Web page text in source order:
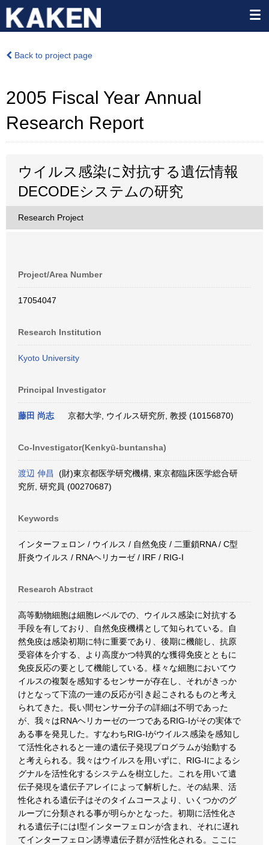
Back to project page
2005 Fiscal Year Annual
Research Report
ウイルス感染に対抗する遺伝情報
DECODEシステムの研究
Research Project
Project/Area Number
17054047
Research Institution
Kyoto University
Principal Investigator
藤田 尚志 京都大学, ウイルス研究所, 教授 (10156870)
Co-Investigator(Kenkyū-buntansha)
渡辺 伸昌
(財)東京都医学研究機構, 東京都臨床医学総合研
究所, 研究員 (00270687)
Keywords
インターフェロン / ウイルス / 自然免疫 / 二重鎖RNA / C型
肝炎ウイルス / RNAヘリカーゼ / IRF / RIG-I
Research Abstract
高等動物細胞は細胞レベルでの、ウイルス感染に対抗する
手段を有しており、自然免疫機構として知られている。自
然免疫は感染初期に特に重要であり、後期に機能し、抗原
受容体を介する、より高度かつ特異的な獲得免疫とともに
免疫反応の要として機能している。様々な細胞においてウ
イルスの複製を感知するセンサーが存在し、それがきっか
けとなって下流の一連の反応が引き起こされるものと考え
られてきた。長い間センサー分子の詳細は不明であった
が、我々はRNAヘリカーゼの一つであるRIG-Iがその実体で
ある事を発見した。すなわちRIG-Iがウイルス感染を感知し
て活性化されると一連の遺伝子発現プログラムが始動する
と考えられる。我々はウイルスを用いずに、RIG-Iによるシ
グナルを活性化するシステムを樹立した。これを用いて遺
伝子発現を遺伝子アレイによって解析した。その結果、活
性化される遺伝子はそのタイムコースより、いくつかのグ
ループに分類される事が明らかとなった。初期に活性化さ
れる遺伝子にはI型インターフェロンが含まれ、それに遅れ
てインターフェロン誘導遺伝子群が活性化される。ここに